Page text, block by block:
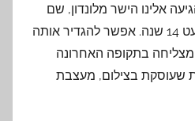
אלינו הישר מלונדון, שם
היא חיה ועובדת כבר כמעט 14 שנה. אפשר להגדיר אותה
בתקופה האחרונה
שעוסקת בצילום, מעצבת